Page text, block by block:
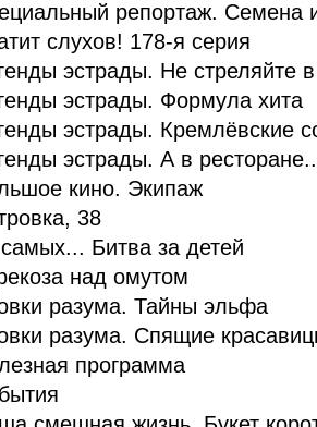
репортаж. Семена
слухов! 178-я серия
эстрады. Не стреляйте
эстрады. Формула хита
эстрады. Кремлёвские
эстрады. А в
кино. Экипаж
38
Битва за детей
над омутом
разума. Тайны эльфа
разума. Спящие
программа